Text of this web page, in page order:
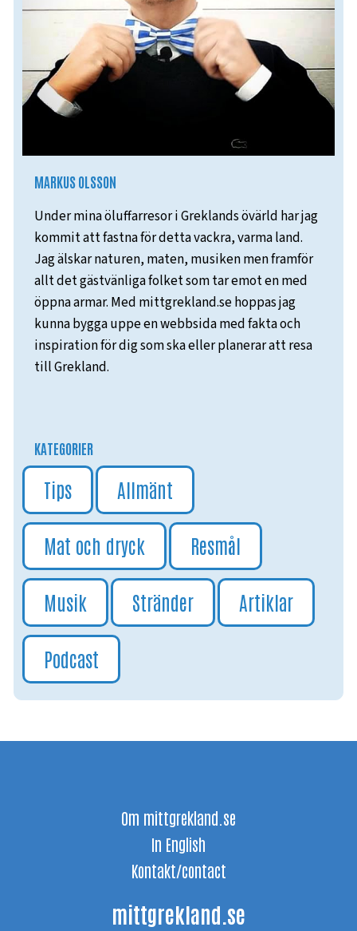
MARKUS OLSSON
Under mina öluffarresor i Greklands övärld har jag
kommit att fastna för detta vackra, varma land.
Jag älskar naturen, maten, musiken men framför
allt det gästvänliga folket som tar emot en med
öppna armar. Med mittgrekland.se hoppas jag
kunna bygga uppe en webbsida med fakta och
inspiration för dig som ska eller planerar att resa
till Grekland.
KATEGORIER
Tips Allmänt
Mat och dryck Resmål
Musik Stränder Artiklar
Podcast
Om mittgrekland.se
In English
Kontakt/contact
mittgrekland.se